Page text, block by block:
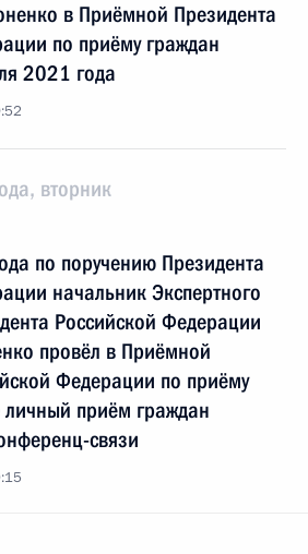
в Приёмной Президента
по приёму граждан
2021 года
вторник
по поручению Президента
начальник Экспертного
Российской Федерации
провёл в Приёмной
Федерации по приёму
приём граждан
связи